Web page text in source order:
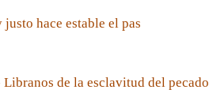
hace estable el pas
Libranos de la esclavitud del pecado